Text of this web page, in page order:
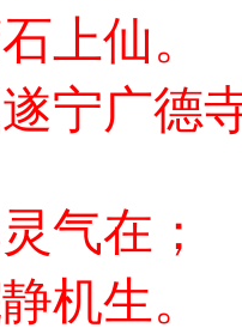
上仙。
宁广德
气在；
机生。